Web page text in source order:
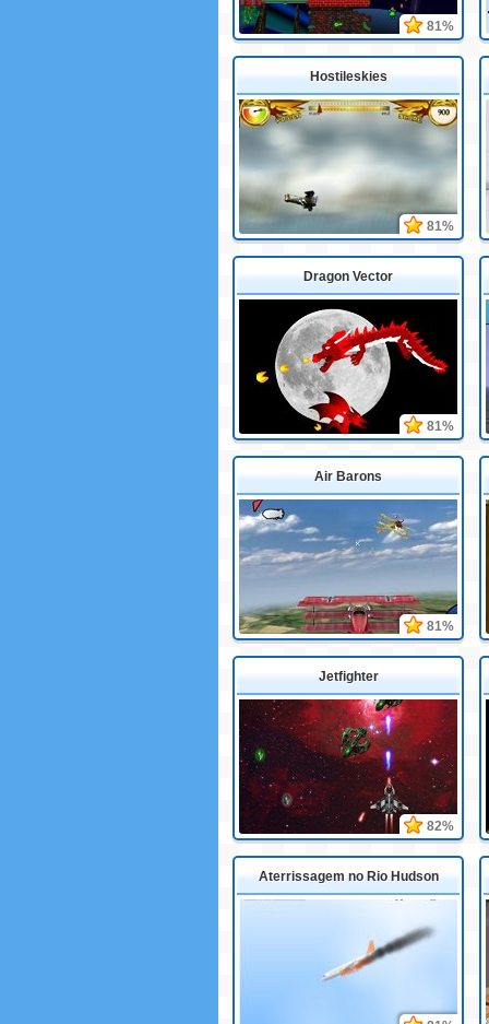
81%
Hostileskies
81%
Dragon Vector
81%
Air Barons
81%
Jetfighter
82%
Aterrissagem no Rio Hudson